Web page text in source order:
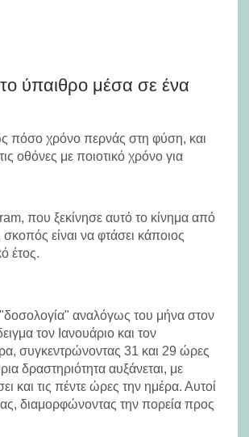
ύπαιθρο μέσα σε ένα
πόσο χρόνο περνάς στη φύση, και
οθόνες με ποιοτικό χρόνο για
που ξεκίνησε αυτό το κίνημα από
είναι να φτάσει κάποιος
έτος.
αναλόγως του μήνα στον
τον Ιανουάριο και τον
συγκεντρώνοντας 31 και 29 ώρες
δραστηριότητα αυξάνεται, με
και τις πέντε ώρες την ημέρα. Αυτοί
διαμορφώνοντας την πορεία προς